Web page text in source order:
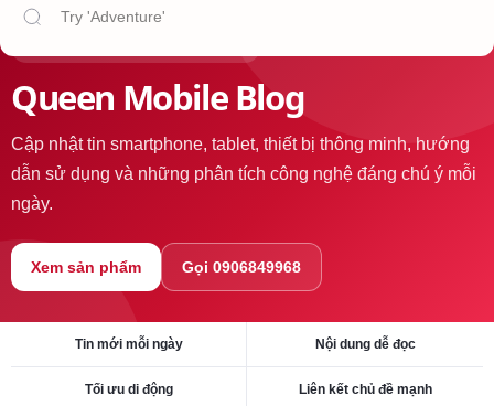
Queen Mobile Blog
Cập nhật tin smartphone, tablet, thiết bị thông minh, hướng
dẫn sử dụng và những phân tích công nghệ đáng chú ý mỗi
ngày.
Xem sản phẩm Gọi 0906849968
Tin mới mỗi ngày Nội dung dễ đọc
Tối ưu di động Liên kết chủ đề mạnh